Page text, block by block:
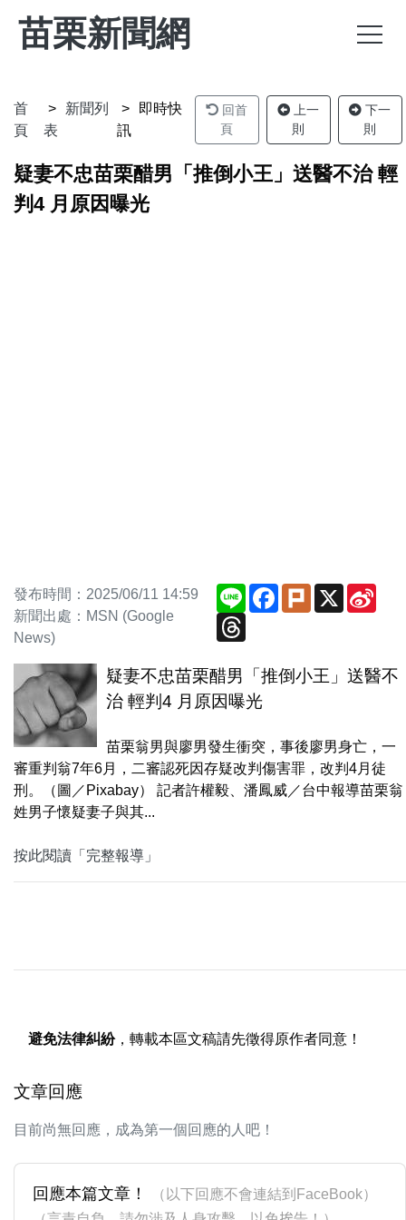
苗栗新聞網
首
頁
新聞列
表
即時快
訊
回首
頁
上一
則
下一
則
疑妻不忠苗栗醋男「推倒小王」送醫不治 輕
判4 月原因曝光
發布時間：2025/06/11 14:59
新聞出處：MSN (Google
News)
Line Facebook
PlurkX
Sina
Threads
疑妻不忠苗栗醋男「推倒小王」送醫不
治 輕判4 月原因曝光
苗栗翁男與廖男發生衝突，事後廖男身亡，一
審重判翁7年6月，二審認死因存疑改判傷害罪，改判4月徒
刑。（圖／Pixabay） 記者許權毅、潘鳳威／台中報導苗栗翁
姓男子懷疑妻子與其...
按此閱讀「完整報導」
避免法律糾紛，轉載本區文稿請先徵得原作者同意！
文章回應
目前尚無回應，成為第一個回應的人吧！
回應本篇文章！
（以下回應不會連結到FaceBook）